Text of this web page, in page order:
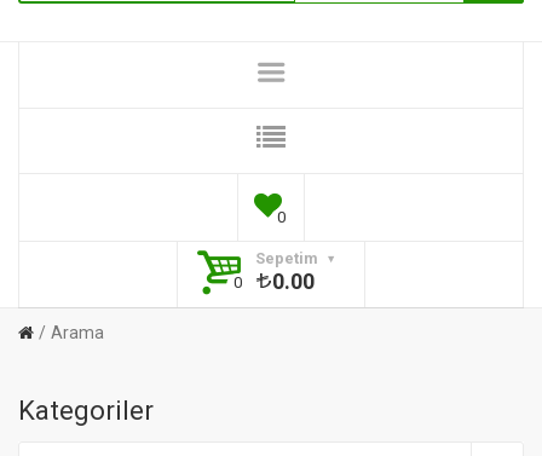
0
Sepetim
0
0.00
Arama
Kategoriler